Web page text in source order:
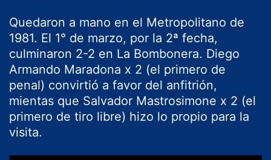
Quedaron a mano en el Metropolitano de
1981. El 1° de marzo, por la 2ª fecha,
culminaron 2-2 en La Bombonera. Diego
Armando Maradona x 2 (el primero de
penal) convirtió a favor del anfitrión,
mientas que Salvador Mastrosimone x 2 (el
primero de tiro libre) hizo lo propio para la
visita.